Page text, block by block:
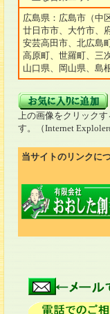
広島県：広島市（中
廿日市市、大竹市、
安芸高田市、北広島
高原町、世羅町、三
山口県、岡山県、島
上の画像をクリック
す。（Internet
当サイトのリンクに